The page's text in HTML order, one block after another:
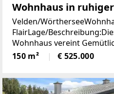
Wohnhaus in
Velden/
FlairLage/
Wohnhaus vereint
hohe Lebensqualität in
Zentrum von Velden.
150 m² € 525.000